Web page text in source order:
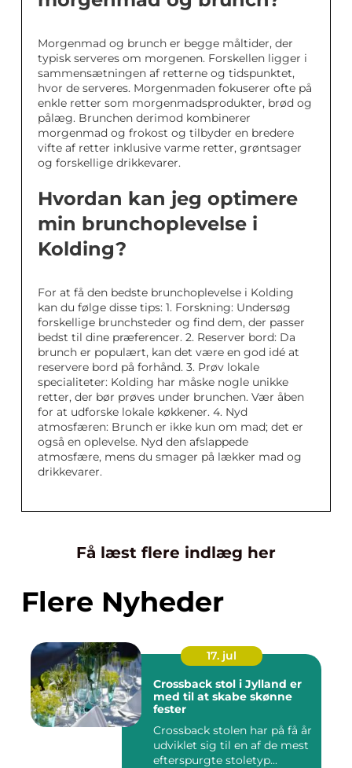
Morgenmad og brunch er begge måltider, der
typisk serveres om morgenen. Forskellen ligger i
sammensætningen af retterne og tidspunktet,
hvor de serveres. Morgenmaden fokuserer ofte på
enkle retter som morgenmadsprodukter, brød og
pålæg. Brunchen derimod kombinerer
morgenmad og frokost og tilbyder en bredere
vifte af retter inklusive varme retter, grøntsager
og forskellige drikkevarer.
Hvordan kan jeg optimere
min brunchoplevelse i
Kolding?
For at få den bedste brunchoplevelse i Kolding
kan du følge disse tips: 1. Forskning: Undersøg
forskellige brunchsteder og find dem, der passer
bedst til dine præferencer. 2. Reserver bord: Da
brunch er populært, kan det være en god idé at
reservere bord på forhånd. 3. Prøv lokale
specialiteter: Kolding har måske nogle unikke
retter, der bør prøves under brunchen. Vær åben
for at udforske lokale køkkener. 4. Nyd
atmosfæren: Brunch er ikke kun om mad; det er
også en oplevelse. Nyd den afslappede
atmosfære, mens du smager på lækker mad og
drikkevarer.
Få læst flere indlæg her
Flere Nyheder
17. jul
Crossback stol i Jylland er
med til at skabe skønne
fester
Crossback stolen har på få år
udviklet sig til en af de mest
efterspurgte stoletyp...